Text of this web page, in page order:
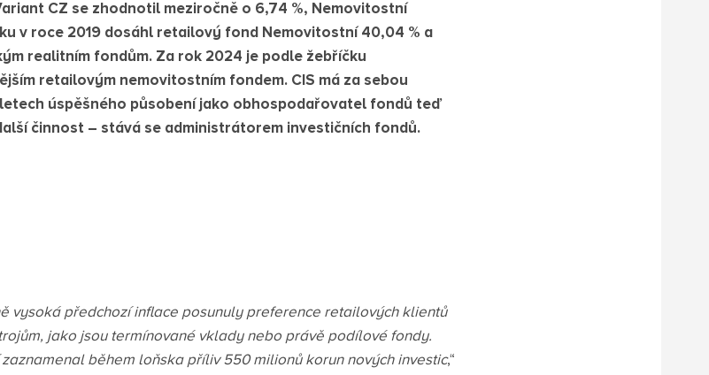
CZ se zhodnotil meziročně o 6,74 %, Nemovitostní
v roce 2019 dosáhl retailový fond Nemovitostní 40,04 % a
realitním fondům. Za rok 2024 je podle žebříčku
retailovým nemovitostním fondem. CIS má za sebou
úspěšného působení jako obhospodařovatel fondů teď
činnost – stává se administrátorem investičních fondů.
vysoká předchozí inflace posunuly preference retailových klientů
jako jsou termínované vklady nebo právě podílové fondy.
během loňska příliv 550 milionů korun nových investic,“